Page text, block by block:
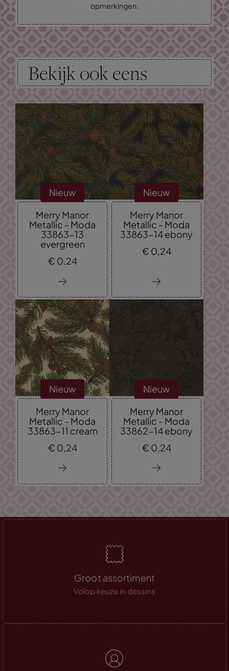
opmerkingen.
Bekijk ook eens
Nieuw
Merry Manor
Metallic - Moda
33863-13
evergreen
€ 0,24
Nieuw
Merry Manor
Metallic - Moda
33863-14 ebony
€ 0,24
Nieuw
Merry Manor
Metallic - Moda
33863-11 cream
€ 0, 24
Nieuw
Merry Manor
Metallic - Moda
33862-14 ebony
€ 0, 24
Groot assortiment
Volop keuze in dessins